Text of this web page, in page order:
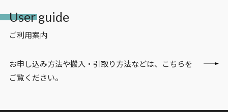
User guide
ご利用案内
お申し込み方法や搬入・引取り方法などは、こちらを
ご覧ください。